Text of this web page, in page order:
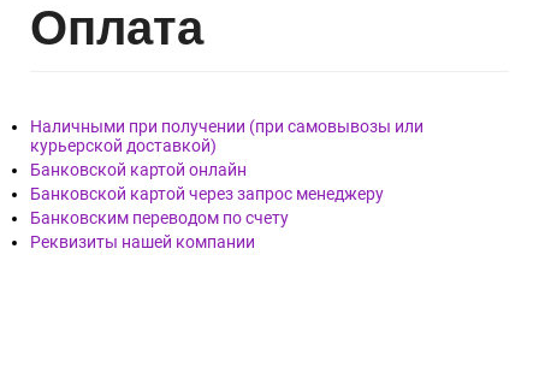
Оплата
Наличными при получении (при самовывозы или
курьерской доставкой)
Банковской картой онлайн
Банковской картой через запрос менеджеру
Банковским переводом по счету
Реквизиты нашей компании